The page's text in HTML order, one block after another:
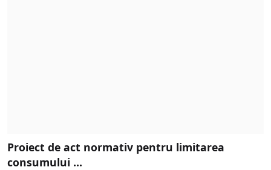
Proiect de act normativ pentru limitarea
consumului ...